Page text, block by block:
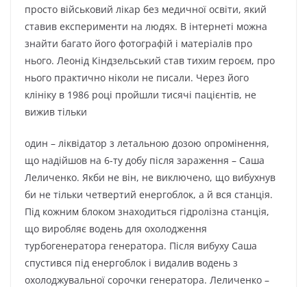
просто військовий лікар без медичної освіти, який
ставив експерименти на людях. В інтернеті можна
знайти багато його фотографій і матеріалів про
нього. Леонід Кіндзельський став тихим героєм, про
нього практично ніколи не писали. Через його
клініку в 1986 році пройшли тисячі пацієнтів, не
вижив тільки
один – ліквідатор з летальною дозою опромінення,
що надійшов на 6-ту добу після зараження – Саша
Леличенко. Якби не він, не виключено, що вибухнув
би не тільки четвертий енергоблок, а й вся станція.
Під кожним блоком знаходиться гідролізна станція,
що виробляє водень для охолодження
турбогенератора генератора. Після вибуху Саша
спустився під енергоблок і видалив водень з
охолоджувальної сорочки генератора. Леличенко –